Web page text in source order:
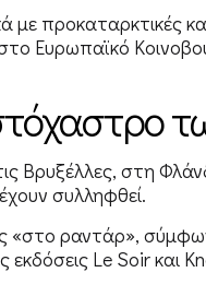
με προκαταρκτικές
Ευρωπαϊκό
Βρυξέλλες, στη
συλληφθεί.
«στο ραντάρ»,
Le Soir και